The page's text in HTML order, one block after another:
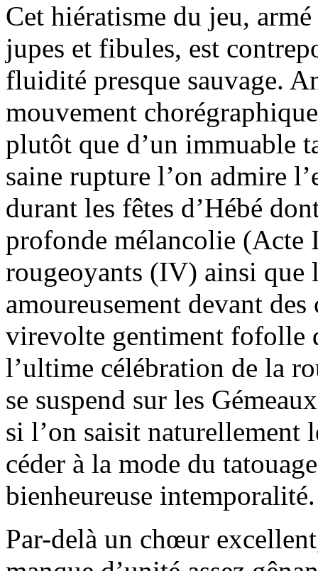
Cet hiératisme du jeu,
jupes et fibules, est
fluidité presque sauvage.
mouvement
plutôt que d’un immuable
saine rupture l’on admire
durant les fêtes d’Hébé
profonde mélancolie (Acte
rougeoyants (IV) ainsi que
amoureusement devant
virevolte gentiment fofolle
l’ultime célébration de la
se suspend sur les
si l’on saisit naturellement
céder à la mode du
bienheureuse intemporalité.
Par-delà un chœur